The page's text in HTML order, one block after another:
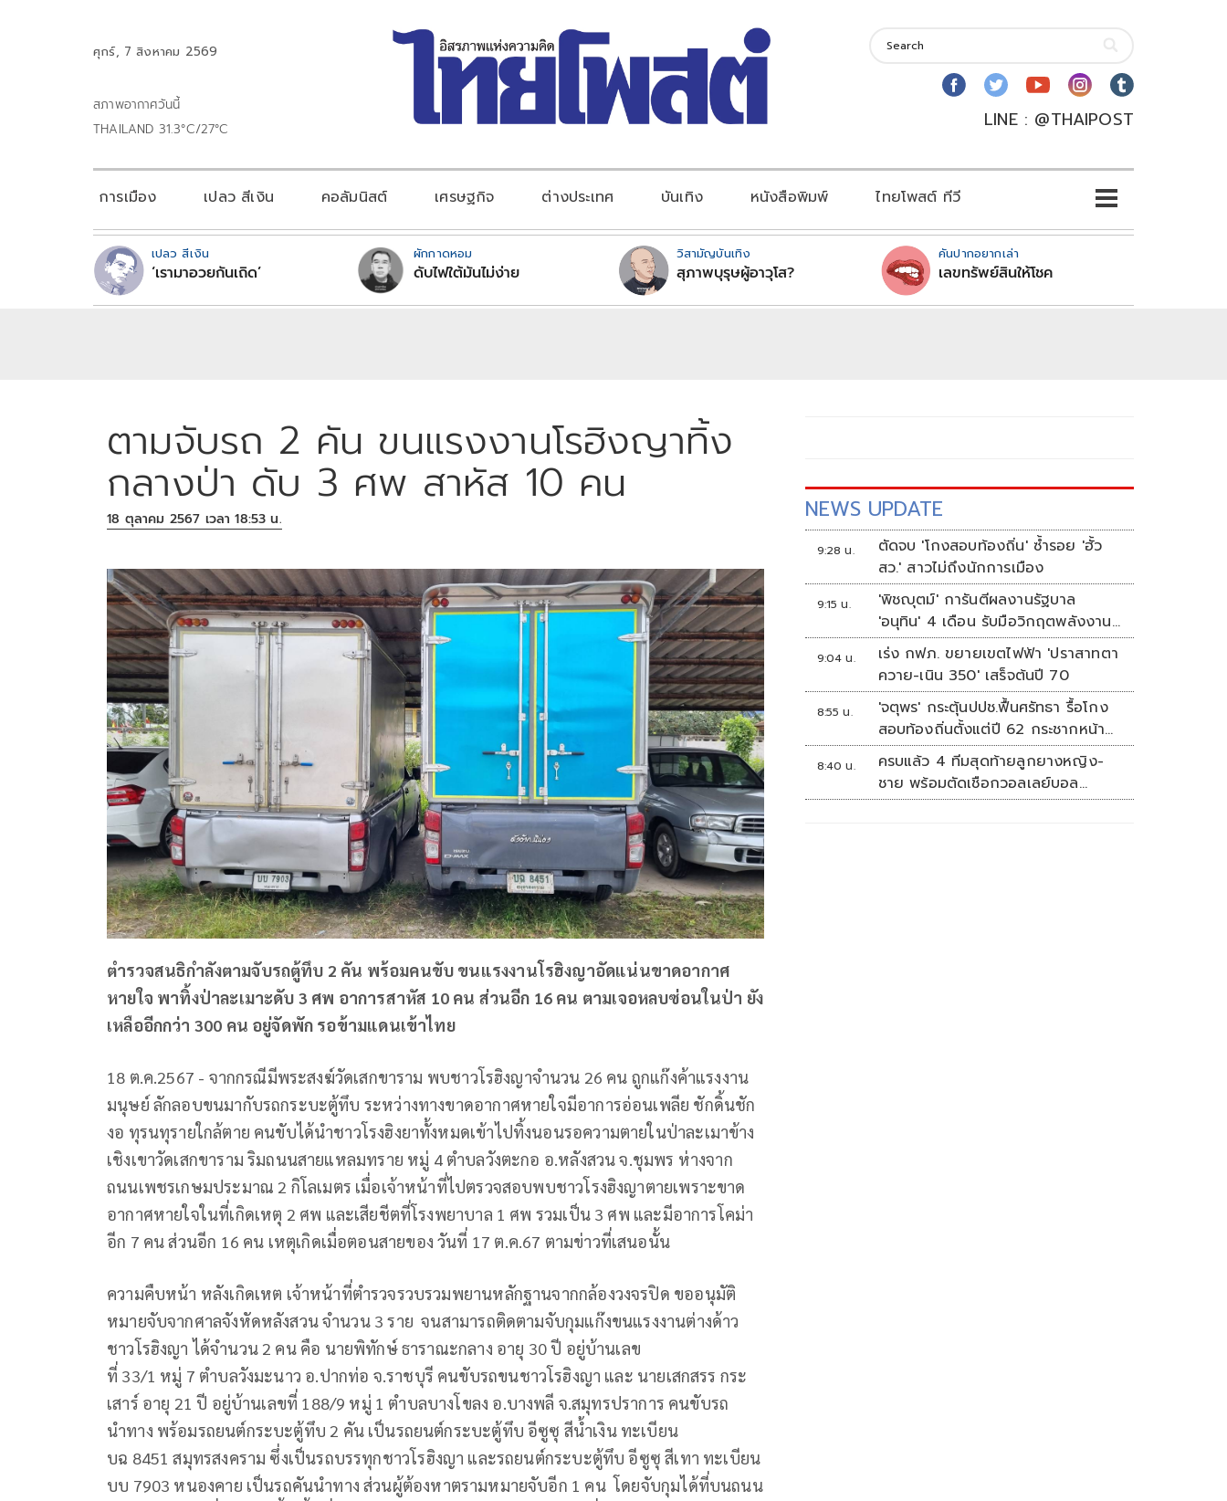
ศุกร์, 7 สิงหาคม 2569
สภาพอากาศวันนี้
THAILAND 31.3°C/27°C
LINE : @THAIPOST
การเมือง เปลว สีเงิน คอลัมนิสต์ เศรษฐกิจ ต่างประเทศ บันเทิง หนังสือพิมพ์ ไทยโพสต์ ทีวี
เปลว สีเงิน
‘เรามาอวยกันเถิด’
ผักกาดหอม
ดับไฟใต้มันไม่ง่าย
วิสามัญบันเทิง
สุภาพบุรุษผู้อาวุโส?
คันปากอยากเล่า
เลขทรัพย์สินให้โชค
ตามจับรถ 2 คัน ขนแรงงานโรฮิงญาทิ้ง
กลางป่า ดับ 3 ศพ สาหัส 10 คน
18 ตุลาคม 2567 เวลา 18:53 น.
ตำรวจสนธิกำลังตามจับรถตู้ทึบ 2 คัน พร้อมคนขับ ขนแรงงานโรฮิงญาอัดแน่นขาดอากาศ
หายใจ พาทิ้งป่าละเมาะดับ 3 ศพ อาการสาหัส 10คน ส่วนอีก 16 คน ตามเจอหลบซ่อนในป่า ยัง
เหลืออีกกว่า 300 คน อยู่จัดพัก รอข้ามแดนเข้าไทย
18 ต.ค.2567 - จากกรณีมีพระสงฆ์วัดเสกขาราม พบชาวโรฮิงญาจำนวน 26 คน ถูกแก๊งค้าแรงงาน
มนุษย์ ลักลอบขนมากับรถกระบะตู้ทึบ ระหว่างทางขาดอากาศหายใจมีอาการอ่อนเพลีย ชักดิ้นชัก
งอ ทุรนทุรายใกล้ตาย คนขับได้นำชาวโรงฮิงยาทั้งหมดเข้าไปทิ้งนอนรอความตายในป่าละเมาข้าง
เชิงเขาวัดเสกขาราม ริมถนนสายแหลมทราย หมู่ 4ตำบลวังตะกอ อ.หลังสวน จ.ชุมพร ห่างจาก
ถนนเพชรเกษมประมาณ 2 กิโลเมตร เมื่อเจ้าหน้าที่ไปตรวจสอบพบชาวโรงฮิงญาตายเพราะขาด
อากาศหายใจในที่เกิดเหตุ 2 ศพ และเสียชีตที่โรงพยาบาล 1 ศพ รวมเป็น 3 ศพ และมีอาการโคม่า
อีก 7 คน ส่วนอีก 16 คน เหตุเกิดเมื่อตอนสายของ วันที่ 17 ต.ค.67 ตามข่าวที่เสนอนั้น
ความคืบหน้า หลังเกิดเหต เจ้าหน้าที่ตำรวจรวบรวมพยานหลักฐานจากกล้องวงจรปิด ขออนุมัติ
หมายจับจากศาลจังหัดหลังสวน จำนวน 3 ราย จนสามารถติดตามจับกุมแก๊งขนแรงงานต่างด้าว
ชาวโรฮิงญา ได้จำนวน 2 คน คือ นายพิทักษ์ ธาราณะกลาง อายุ 30ปี อยู่บ้านเลข
ที่ 33/1 หมู่ 7 ตำบลวังมะนาว อ.ปากท่อ จ.ราชบุรี คนขับรถขนชาวโรฮิงญา และ นายเสกสรร กระ
เสาร์ อายุ 21 ปี อยู่บ้านเลขที่ 188/9 หมู่ 1 ตำบลบางโขลง อ.บางพลี จ.สมุทรปราการ คนขับรถ
นำทาง พร้อมรถยนต์กระบะตู้ทึบ 2 คัน เป็นรถยนต์กระบะตู้ทึบ อีซูซุ สีน้ำเงิน ทะเบียน
บฉ 8451 สมุทรสงคราม ซึ่งเป็นรถบรรทุกชาวโรฮิงญา และรถยนต์กระบะตู้ทึบ อีซูซุ สีเทา ทะเบียน
บบ 7903 หนองคาย เป็นรถคันนำทาง ส่วนผู้ต้องหาตรามหมายจับอีก 1 คน โดยจับกุมได้ที่บนถนน
NEWS UPDATE
9:28 น.
ตัดจบ 'โกงสอบท้องถิ่น' ซ้ำรอย 'ฮั้ว
สว.' สาวไม่ถึงนักการเมือง
9:15 น.
'พิชญุตม์' การันตีผลงานรัฐบาล
'อนุทิน' 4 เดือน รับมือวิกฤตพลังงาน
ดันราคาข้าว-ยาง-ปาล์ม พุ่งต่อเนื่อง
พร้อมอัดมาตรการช่วยลดต้นทุน-ขยาย
ตลาดโลก
9:04 น.
เร่ง กฟภ. ขยายเขตไฟฟ้า 'ปราสาทตา
ควาย-เนิน 350' เสร็จต้นปี 70
8:55 น.
'จตุพร' กระตุ้นปปช.ฟื้นศรัทธา รื้อโกง
สอบท้องถิ่นตั้งแต่ปี 62 กระชากหน้า
ลงโทษให้เข็ดหลาบ
8:40 น.
ครบแล้ว 4 ทีมสุดท้ายลูกยางหญิง-
ชาย พร้อมตัดเชือกวอลเลย์บอล
นักเรียน แชมป์กีฬา '7HD 2026'